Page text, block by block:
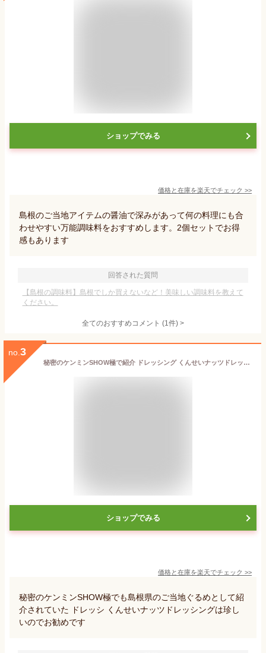
ショップでみる
価格と在庫を楽天でチェック >>
島根のご当地アイテムの醤油で深みがあって何の料理にも合
わせやすい万能調味料をおすすめします。2個セットでお得
感もあります
回答された質問
【島根の調味料】島根でしか買えないなど！美味しい調味料を教えて
ください。
全てのおすすめコメント (1件) >
no. 3
秘密のケンミンSHOW極で紹介 ドレッシング くんせいナッツドレッシング 210ml×5 島根 醤油 松江 燻製 ドレッシング 調味料 ナッツ 旦那が喜ぶ 安本産業 島根 やすもと産業
ショップでみる
価格と在庫を楽天でチェック >>
秘密のケンミンSHOW極でも島根県のご当地ぐるめとして紹
介されていた ドレッシ くんせいナッツドレッシングは珍し
いのでお勧めです